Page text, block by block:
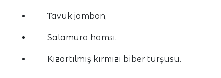
Tavuk jambon,
Salamura hamsi,
Kızartılmış kırmızı biber turşusu.